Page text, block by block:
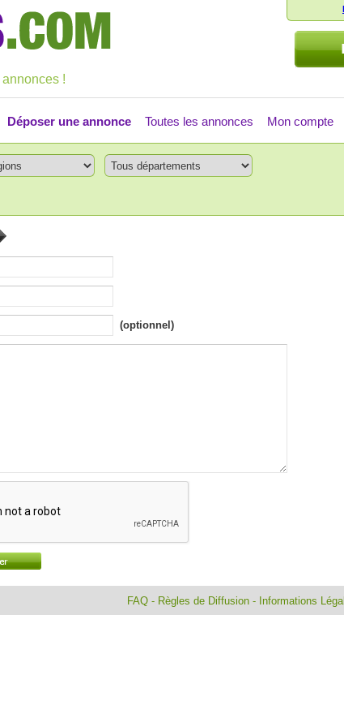
annonces !
Déposer une annonce Toutes les annonces Mon compte
(optionnel)
FAQ - Règles de Diffusion - Informations